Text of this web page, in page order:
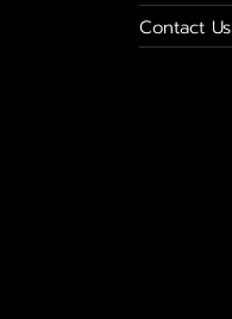
Contact Us